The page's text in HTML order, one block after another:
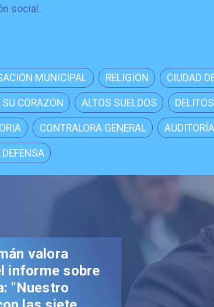
social.
MUNICIPAL RELIGIÓN CIUDAD
CORAZÓN ALTOS SUELDOS
CONTRALORA GENERAL
valora
informe sobre
"Nuestro